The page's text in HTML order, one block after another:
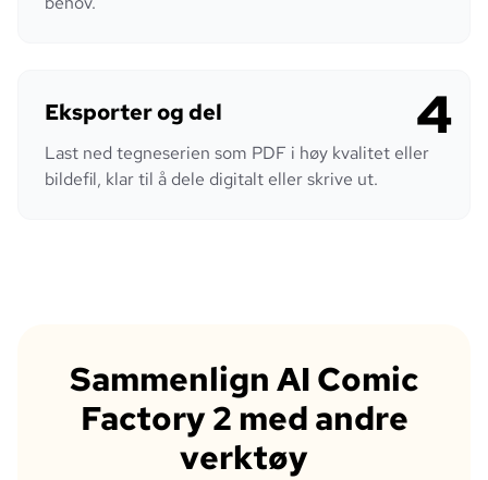
4
Eksporter og del
Last ned tegneserien som PDF i høy kvalitet eller
bildefil, klar til å dele digitalt eller skrive ut.
Sammenlign AI Comic
Factory 2 med andre
verktøy